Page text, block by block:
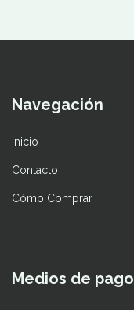
Navegación
Inicio
Contacto
Cómo Comprar
Medios de pago